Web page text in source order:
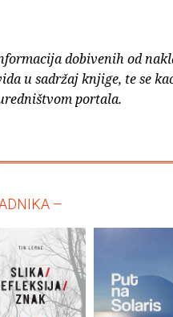
dobivenih od
u sadržaj knjige, te se
portala.
–